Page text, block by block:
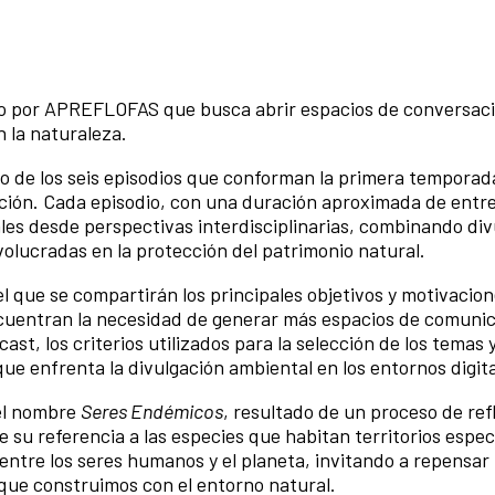
APREFLOFAS que busca abrir espacios de
la naturaleza.
los seis episodios que conforman la primera
Cada episodio, con una duración aproximada de
desde perspectivas interdisciplinarias, combinando
en la protección del patrimonio natural.
se compartirán los principales objetivos y
la necesidad de generar más espacios de
los criterios utilizados para la selección de los temas
enfrenta la divulgación ambiental en los entornos
nombre Seres Endémicos, resultado de un proceso de
su referencia a las especies que habitan territorios
los seres humanos y el planeta, invitando a
construimos con el entorno natural.